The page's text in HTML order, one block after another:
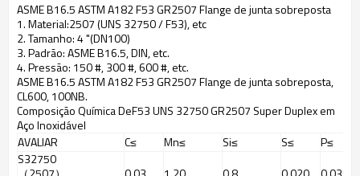
ASME B16.5 ASTM A182 F53 GR2507 Flange de junta sobreposta
1. Material:2507 (UNS 32750 / F53), etc
2. Tamanho: 4 "(DN100)
3. Padrão: ASME B16.5, DIN, etc.
4. Pressão: 150 #, 300 #, 600 #, etc.
ASME B16.5 ASTM A182 F53 GR2507 Flange de junta sobreposta,
CL600, 100NB.
Composição Química DeF53 UNS 32750 GR2507 Super Duplex em
Aço Inoxidável
AVALIAR
C≤ Mn≤ Si≤ S≤
P≤
S32750